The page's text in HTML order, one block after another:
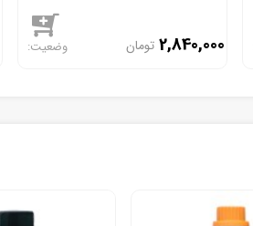
2,840,000 تومان